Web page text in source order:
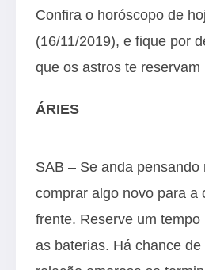
Confira o horóscopo de
(16/11/2019), e fique por
que os astros te
ÁRIES
SAB – Se anda pensando
comprar algo novo para a
frente. Reserve um
as baterias. Há chance de